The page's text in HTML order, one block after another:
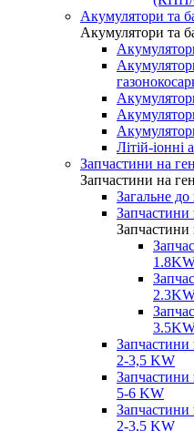
Акумулятори та
Акумулятори та
Літій-іонні
Запчастини на
Запчастини на
Загальне до
Запчастини
Запчастини
Запчастини
2-3,5 KW
Запчастини
5-6 KW
Запчастини
2-3,5 KW